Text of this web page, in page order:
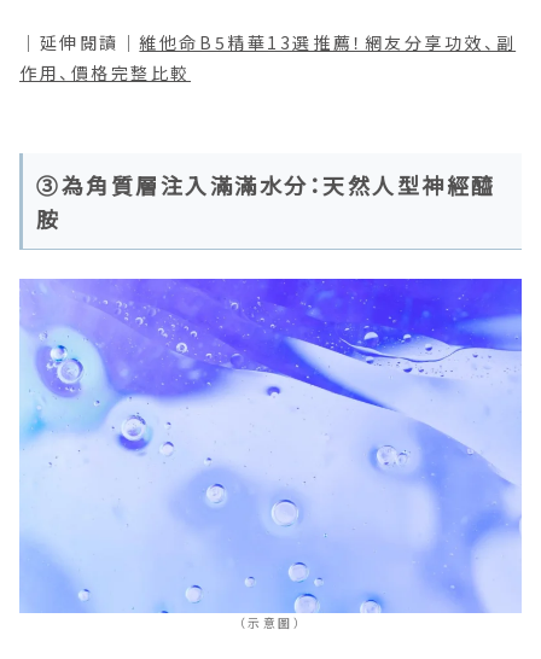
｜延伸閱讀｜維他命B5精華13選推薦！網友分享功效、副
作用、價格完整比較
③為角質層注入滿滿水分：天然人型神經醯
胺
（示意圖）